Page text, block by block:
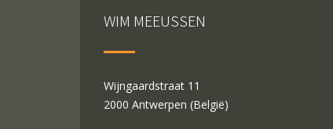
WIM MEEUSSEN
Wijngaardstraat 11
2000 Antwerpen (België)